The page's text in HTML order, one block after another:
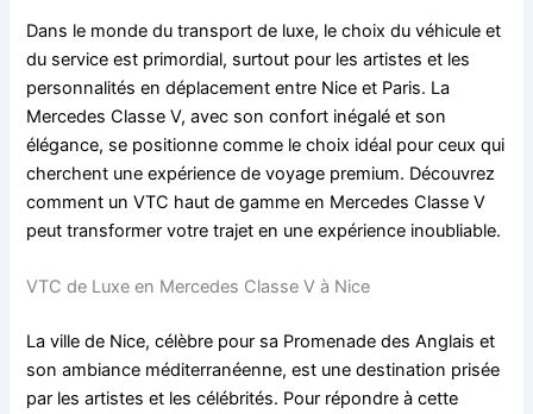
Dans le monde du transport de luxe, le choix du véhicule et
du service est primordial, surtout pour les artistes et les
personnalités en déplacement entre Nice et Paris. La
Mercedes Classe V, avec son confort inégalé et son
élégance, se positionne comme le choix idéal pour ceux qui
cherchent une expérience de voyage premium. Découvrez
comment un VTC haut de gamme en Mercedes Classe V
peut transformer votre trajet en une expérience inoubliable.
VTC de Luxe en Mercedes Classe V à Nice
La ville de Nice, célèbre pour sa Promenade des Anglais et
son ambiance méditerranéenne, est une destination prisée
par les artistes et les célébrités. Pour répondre à cette